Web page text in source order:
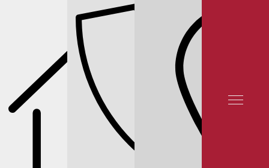
СЕРВИС NISSAN
ЗАМЕНА СВЕЧЕЙ NISSAN JUKE РЕЙТИНГ 5★ НА ЯНДЕКСЕ